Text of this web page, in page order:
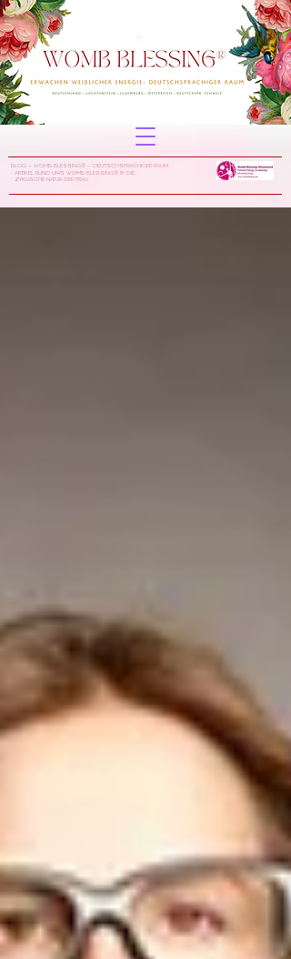
Blog - Womb Blessing® - deuTSchsprachiger Raum
Artikel rund ums womb blessing® & die
zyklische Natur der frau